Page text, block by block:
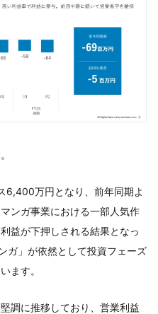
6,400万円となり、前年同期よ
ンガ事業における一部人気作
益が下押しされる結果となっ
ガ」が依然として投資フェーズ
ます。
調に推移しており、営業利益